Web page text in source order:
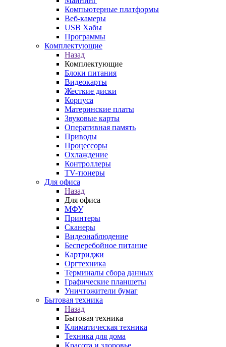
Компьютерные платформы
Веб-камеры
USB Хабы
Программы
Комплектующие
Назад
Комплектующие
Блоки питания
Видеокарты
Жесткие диски
Корпуса
Материнские платы
Звуковые карты
Оперативная память
Приводы
Процессоры
Охлаждение
Контроллеры
TV-тюнеры
Для офиса
Назад
Для офиса
МФУ
Принтеры
Сканеры
Видеонаблюдение
Бесперебойное питание
Картриджи
Оргтехника
Терминалы сбора данных
Графические планшеты
Уничтожители бумаг
Бытовая техника
Назад
Бытовая техника
Климатическая техника
Техника для дома
Красота и здоровье